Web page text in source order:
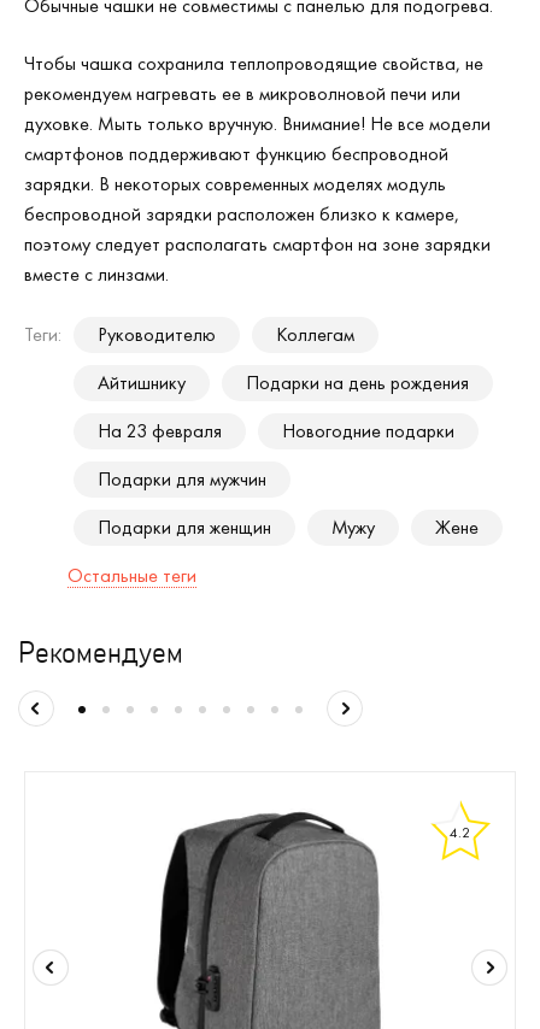
Обычные чашки не совместимы с панелью для подогрева.
Чтобы чашка сохранила теплопроводящие свойства, не
рекомендуем нагревать ее в микроволновой печи или
духовке. Мыть только вручную. Внимание! Не все модели
смартфонов поддерживают функцию беспроводной
зарядки. В некоторых современных моделях модуль
беспроводной зарядки расположен близко к камере,
поэтому следует располагать смартфон на зоне зарядки
вместе с линзами.
Теги: Руководителю
Коллегам
Айтишнику
Подарки на день рождения
На 23 февраля
Новогодние подарки
Подарки для мужчин
Подарки для женщин
Мужу
Жене
Остальные теги
Рекомендуем
4.2